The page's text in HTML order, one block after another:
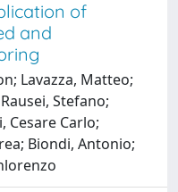
of
and
Lavazza, Matteo;
Stefano;
Cesare Carlo;
Biondi, Antonio;